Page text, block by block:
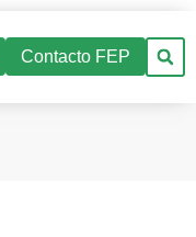
Contacto FEP